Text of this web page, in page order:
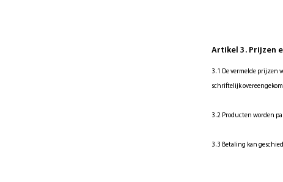
Artikel 3. Prijzen
3.1 De vermelde prijzen
schriftelijk
3.2 Producten worden
3.3 Betaling kan